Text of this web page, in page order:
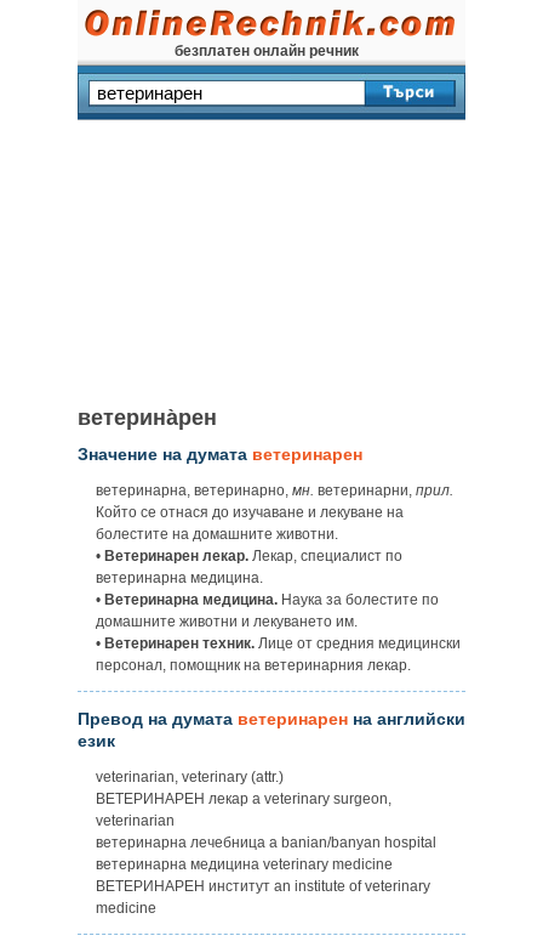
безплатен онлайн речник
ветерина̀рен
Значение на думата ветеринарен
ветеринарна, ветеринарно, мн. ветеринарни, прил.
Който се отнася до изучаване и лекуване на
болестите на домашните животни.
• Ветеринарен лекар. Лекар, специалист по
ветеринарна медицина.
• Ветеринарна медицина. Наука за болестите по
домашните животни и лекуването им.
• Ветеринарен техник. Лице от средния медицински
персонал, помощник на ветеринарния лекар.
Превод на думата ветеринарен на английски
език
veterinarian, veterinary (attr.)
ВЕТЕРИНАРЕН лекар a veterinary surgeon,
veterinarian
ветеринарна лечебница a banian/banyan hospital
ветеринарна медицина veterinary medicine
ВЕТЕРИНАРЕН институт an institute of veterinary
medicine